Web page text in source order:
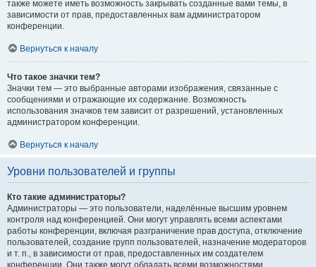
также можете иметь возможность закрывать созданные вами темы, в
зависимости от прав, предоставленных вам администратором
конференции.
Вернуться к началу
Что такое значки тем?
Значки тем — это выбранные авторами изображения, связанные с
сообщениями и отражающие их содержание. Возможность
использования значков тем зависит от разрешений, установленных
администратором конференции.
Вернуться к началу
Уровни пользователей и группы
Кто такие администраторы?
Администраторы — это пользователи, наделённые высшим уровнем
контроля над конференцией. Они могут управлять всеми аспектами
работы конференции, включая разграничение прав доступа, отключение
пользователей, создание групп пользователей, назначение модераторов
и т. п., в зависимости от прав, предоставленных им создателем
конференции. Они также могут обладать всеми возможностями